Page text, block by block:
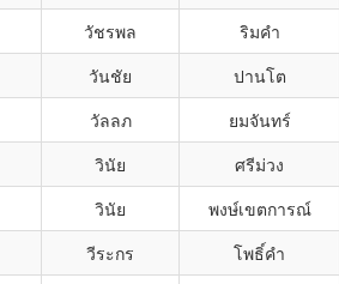
วัชรพล ริมคำ
วันชัย ปานโต
วัลลภ ยมจันทร์
วินัย ศรีม่วง
วินัย พงษ์เขตการณ์
วีระกร โพธิ์คำ